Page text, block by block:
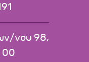
νου 98,
00